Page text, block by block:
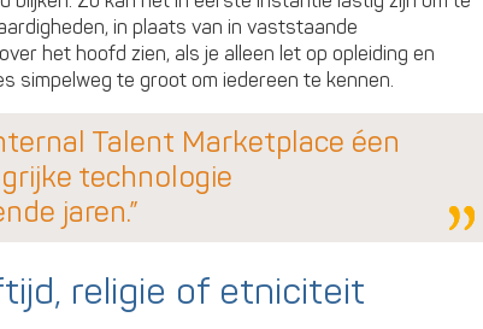
in plaats van in vaststaande
het hoofd zien, als je alleen let op opleiding en
simpelweg te groot om iedereen te kennen.
Talent Marketplace éen
technologie
jaren.”
religie of etniciteit